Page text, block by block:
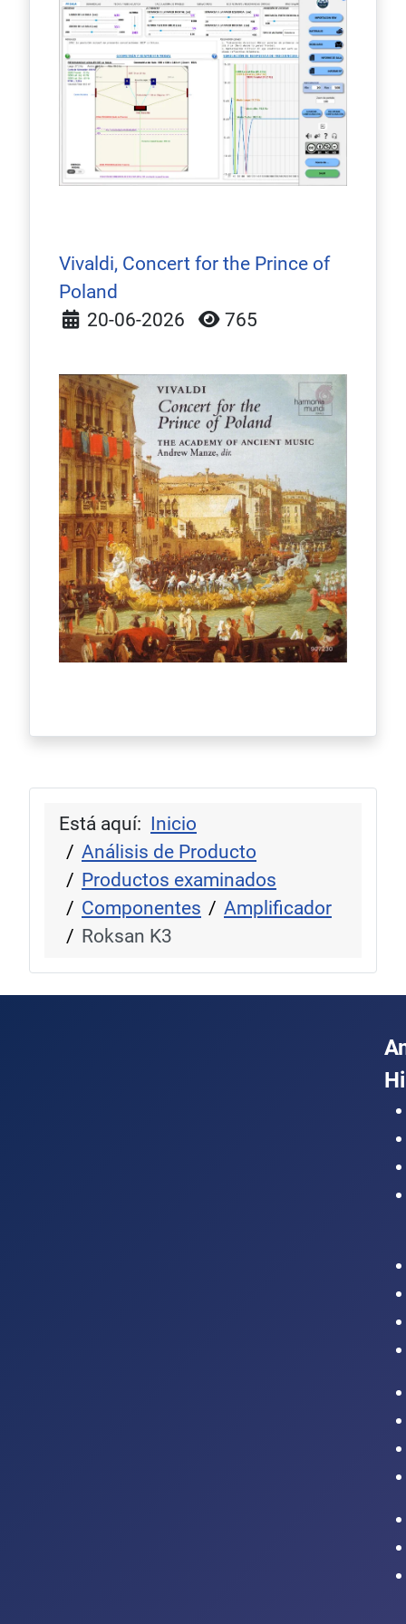
Vivaldi, Concert for the Prince of
Poland
Detalles
20-06-2026 765
Está aquí: Inicio
Análisis de Producto
Productos examinados
Componentes
Amplificador
Roksan K3